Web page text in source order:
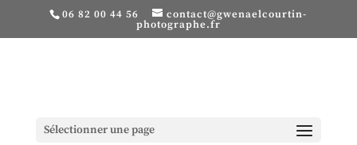
06 82 00 44 56
contact@gwenaelcourtin-
photographe.fr
Sélectionner une page